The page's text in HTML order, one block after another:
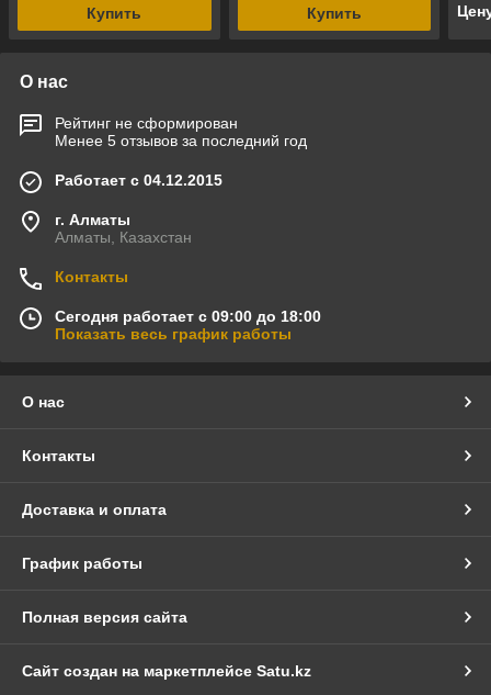
Купить Купить
О нас
Рейтинг не сформирован
Менее 5 отзывов за последний год
Работает с 04.12.2015
г. Алматы
Алматы, Казахстан
Контакты
Сегодня работает с 09:00 до 18:00
Показать весь график работы
О нас
Контакты
Доставка и оплата
График работы
Полная версия сайта
Сайт создан на маркетплейсе Satu.kz